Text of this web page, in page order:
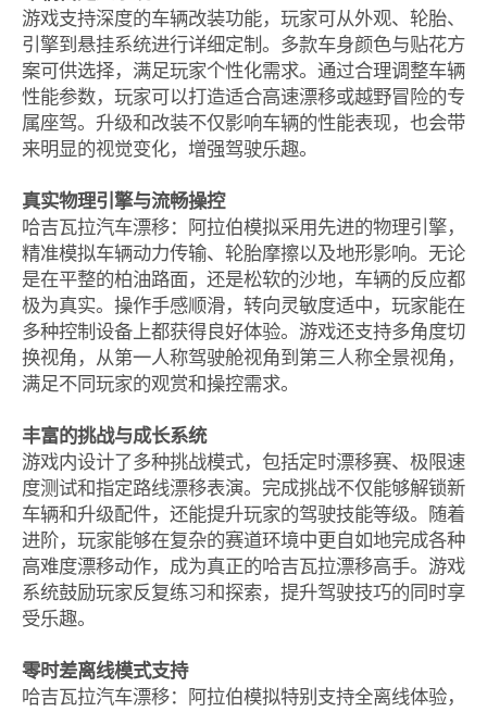
游戏支持深度的车辆改装功能，玩家可从外观、轮胎、
引擎到悬挂系统进行详细定制。多款车身颜色与贴花方
案可供选择，满足玩家个性化需求。通过合理调整车辆
性能参数，玩家可以打造适合高速漂移或越野冒险的专
属座驾。升级和改装不仅影响车辆的性能表现，也会带
来明显的视觉变化，增强驾驶乐趣。
真实物理引擎与流畅操控
哈吉瓦拉汽车漂移：阿拉伯模拟采用先进的物理引擎，
精准模拟车辆动力传输、轮胎摩擦以及地形影响。无论
是在平整的柏油路面，还是松软的沙地，车辆的反应都
极为真实。操作手感顺滑，转向灵敏度适中，玩家能在
多种控制设备上都获得良好体验。游戏还支持多角度切
换视角，从第一人称驾驶舱视角到第三人称全景视角，
满足不同玩家的观赏和操控需求。
丰富的挑战与成长系统
游戏内设计了多种挑战模式，包括定时漂移赛、极限速
度测试和指定路线漂移表演。完成挑战不仅能够解锁新
车辆和升级配件，还能提升玩家的驾驶技能等级。随着
进阶，玩家能够在复杂的赛道环境中更自如地完成各种
高难度漂移动作，成为真正的哈吉瓦拉漂移高手。游戏
系统鼓励玩家反复练习和探索，提升驾驶技巧的同时享
受乐趣。
零时差离线模式支持
哈吉瓦拉汽车漂移：阿拉伯模拟特别支持全离线体验，